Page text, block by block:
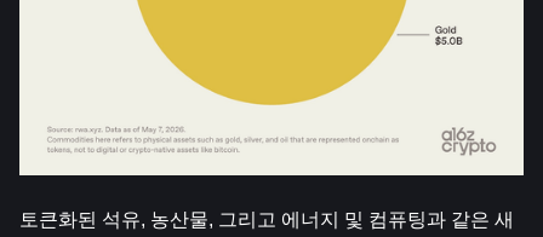
토큰화된 석유, 농산물, 그리고 에너지 및 컴퓨팅과 같은 새